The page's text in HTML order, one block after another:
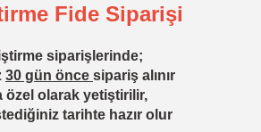
Fide Siparişi
siparişlerinde;
30 gün önce sipariş alınır
özel olarak yetiştirilir,
tarihte hazır olur